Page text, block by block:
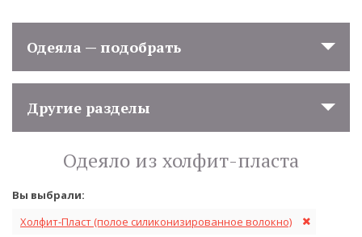
Одеяла — подобрать
Другие разделы
Одеяло из холфит-пласта
Вы выбрали:
Холфит-Пласт (полое силиконизированное волокно)